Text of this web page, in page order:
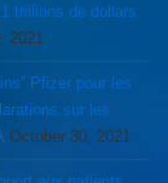
trillions de dollars
2021
Pfizer pour les
sur les
October 30, 2021